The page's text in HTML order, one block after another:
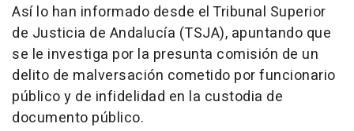
Así lo han informado desde el Tribunal Superior
de Justicia de Andalucía (TSJA), apuntando que
se le investiga por la presunta comisión de un
delito de malversación cometido por funcionario
público y de infidelidad en la custodia de
documento público.